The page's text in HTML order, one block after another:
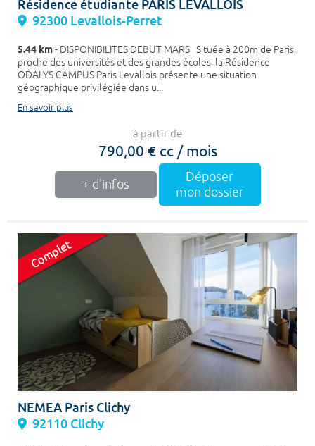
Résidence étudiante PARIS LEVALLOIS
92300 Levallois-Perret
5.44 km- DISPONIBILITES DEBUT MARS Située à 200m de Paris,
proche des universités et des grandes écoles, la Résidence
ODALYS CAMPUS Paris Levallois présente une situation
géographique privilégiée dans u...
En savoir plus
à partir de
790,00 € cc / mois
+ d'infos
Déposer
mon dossier
NEMEA Paris Clichy
92110 Clichy